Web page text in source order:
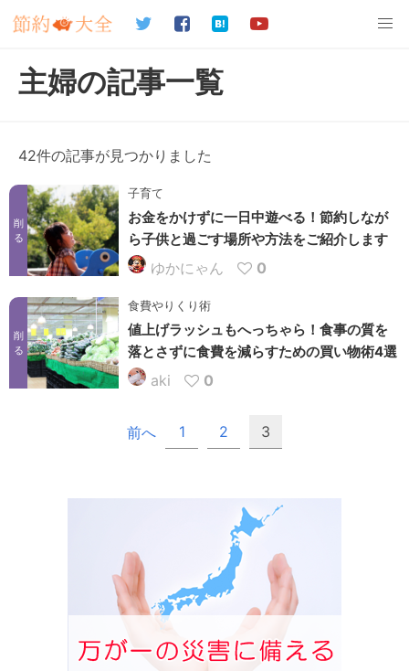
主婦の記事一覧
42件の記事が見つかりました
削
る
子育て
お金をかけずに一日中遊べる！節約しなが
ら子供と過ごす場所や方法をご紹介します
ゆかにゃん 0
削
る
食費やりくり術
値上げラッシュもへっちゃら！食事の質を
落とさずに食費を減らすための買い物術4選
aki 0
前へ 1 2 3